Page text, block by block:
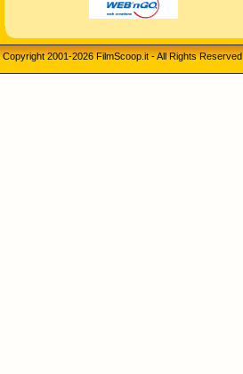
Copyright 2001-2026 FilmScoop.it - All Rights Reserved